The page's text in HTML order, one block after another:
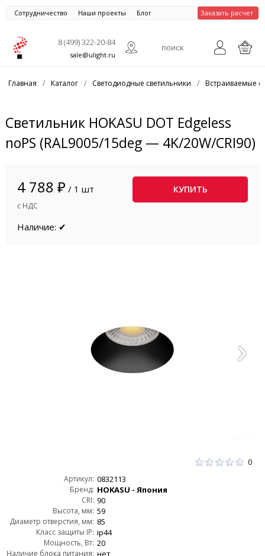
Сотрудничество Наши проекты Блог Заказать расчет
8 (499) 322-20-84
sale@ulight.ru
Главная / Каталог / Светодиодные светильники / Встраиваемые
Светильник HOKASU DOT Edgeless
noPS (RAL9005/15deg — 4K/20W/CRI90)
4 788 ₽ / 1 шт
с НДС
КУПИТЬ
Наличие: ✔
0
Артикул: 0832113
Бренд: HOKASU - Япония
CRI: 90
Высота, мм: 59
Диаметр отверстия, мм: 85
Класс защиты IP: ip44
Мощность, Вт: 20
Наличие блока питания: нет